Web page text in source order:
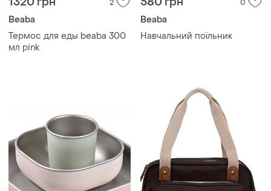
2
Beaba
Термос для еды beaba 300
мл pink
0
Beaba
Навчальний поїльник